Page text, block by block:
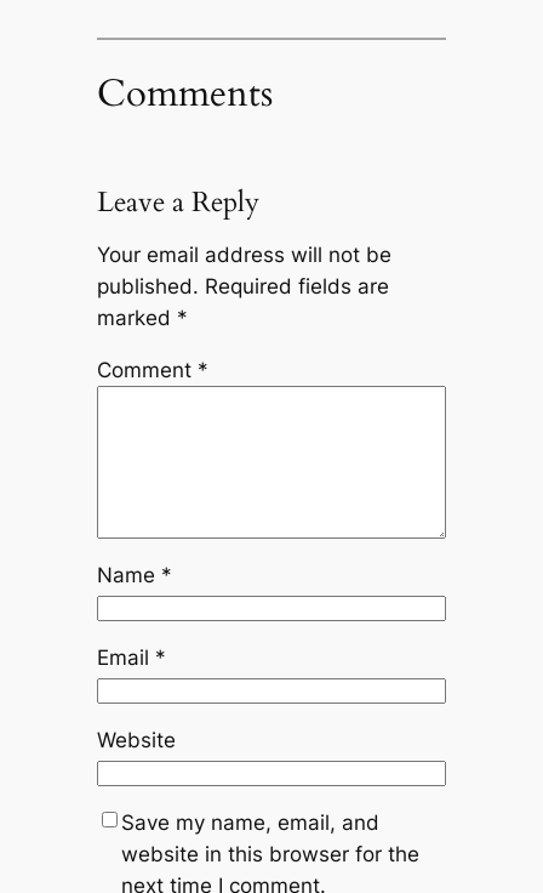
Comments
Leave a Reply
Your email address will not be
published. Required fields are
marked *
Comment *
Name *
Email *
Website
Save my name, email, and
website in this browser for the
next time I comment.